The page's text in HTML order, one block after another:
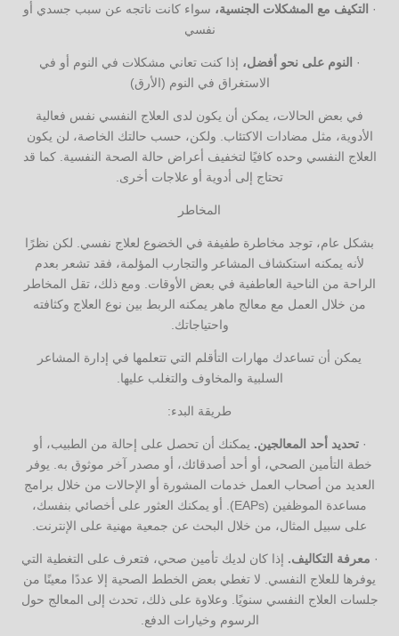
· التكيف مع المشكلات الجنسية، سواء كانت ناتجه عن سبب جسدي أو
نفسي
· النوم على نحو أفضل، إذا كنت تعاني مشكلات في النوم أو في
الاستغراق في النوم (الأرق)
في بعض الحالات، يمكن أن يكون لدى العلاج النفسي نفس فعالية
الأدوية، مثل مضادات الاكتئاب. ولكن، حسب حالتك الخاصة، لن يكون
العلاج النفسي وحده كافيًا لتخفيف أعراض حالة الصحة النفسية. كما قد
تحتاج إلى أدوية أو علاجات أخرى.
المخاطر
بشكل عام، توجد مخاطرة طفيفة في الخضوع لعلاج نفسي. لكن نظرًا
لأنه يمكنه استكشاف المشاعر والتجارب المؤلمة، فقد تشعر بعدم
الراحة من الناحية العاطفية في بعض الأوقات. ومع ذلك، تقل المخاطر
من خلال العمل مع معالج ماهر يمكنه الربط بين نوع العلاج وكثافته
واحتياجاتك.
يمكن أن تساعدك مهارات التأقلم التي تتعلمها في إدارة المشاعر
السلبية والمخاوف والتغلب عليها.
طريقة البدء:
·تحديد أحد المعالجين. يمكنك أن تحصل على إحالة من الطبيب، أو
خطة التأمين الصحي، أو أحد أصدقائك، أو مصدر آخر موثوق به. يوفر
العديد من أصحاب العمل خدمات المشورة أو الإحالات من خلال برامج
مساعدة الموظفين (EAPs). أو يمكنك العثور على أخصائي بنفسك،
على سبيل المثال، من خلال البحث عن جمعية مهنية على الإنترنت.
· معرفة التكاليف. إذا كان لديك تأمين صحي، فتعرف على التغطية التي
يوفرها للعلاج النفسي. لا تغطي بعض الخطط الصحية إلا عددًا معينًا من
جلسات العلاج النفسي سنويًا. وعلاوة على ذلك، تحدث إلى المعالج حول
الرسوم وخيارات الدفع.